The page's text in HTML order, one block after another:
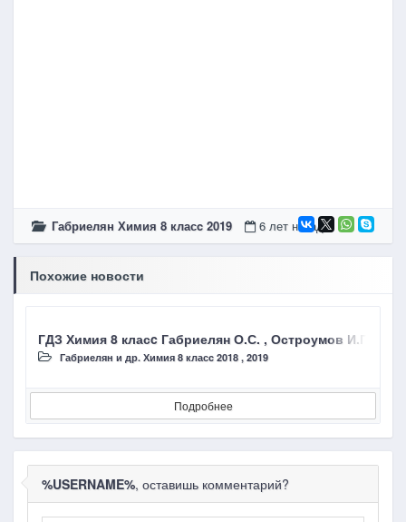
Габриелян Химия 8 класc 2019 6 лет назад
Похожие новости
ГДЗ Химия 8 класc Габриелян О.С. , Остроумов И.Г.,
Габриелян и др. Химия 8 класc 2018 , 2019
Подробнее
%USERNAME%, оставишь комментарий?